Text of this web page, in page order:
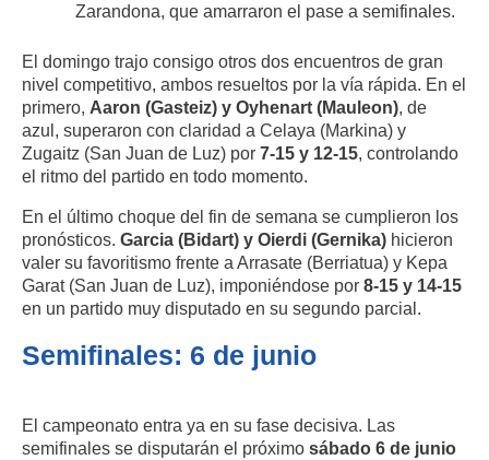
Zarandona, que amarraron el pase a semifinales.
El domingo trajo consigo otros dos encuentros de gran
nivel competitivo, ambos resueltos por la vía rápida. En el
primero, Aaron (Gasteiz) y Oyhenart (Mauleon), de
azul, superaron con claridad a Celaya (Markina) y
Zugaitz (San Juan de Luz) por 7-15 y 12-15, controlando
el ritmo del partido en todo momento.
En el último choque del fin de semana se cumplieron los
pronósticos. Garcia (Bidart) y Oierdi (Gernika) hicieron
valer su favoritismo frente a Arrasate (Berriatua) y Kepa
Garat (San Juan de Luz), imponiéndose por 8-15 y 14-15
en un partido muy disputado en su segundo parcial.
Semifinales: 6 de junio
El campeonato entra ya en su fase decisiva. Las
semifinales se disputarán el próximo sábado 6 de junio